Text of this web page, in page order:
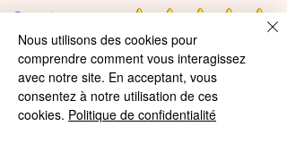
4,9/5
4,9/5
Nous utilisons des cookies pour
comprendre comment vous interagissez
avec notre site. En acceptant, vous
consentez à notre utilisation de ces
cookies. Politique de confidentialité